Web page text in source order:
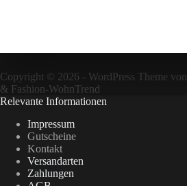
Copyright © 2026 - WordPress Theme von
& Fashion-WohnTrend
Relevante Informationen
Impressum
Gutscheine
Kontakt
Versandarten
Zahlungen